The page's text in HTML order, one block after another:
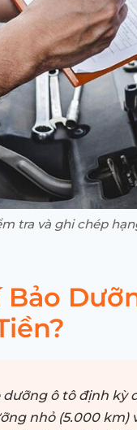
tra và ghi chép
Bảo
dưỡng ô tô định
nhỏ (5.000 km)